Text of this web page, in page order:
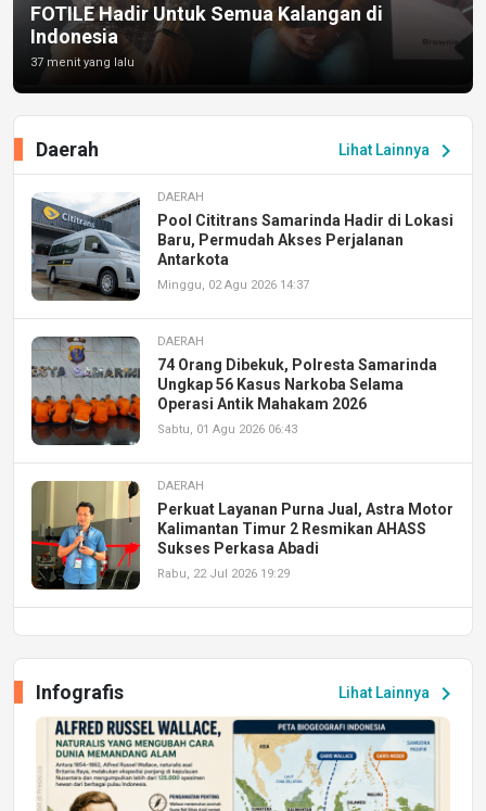
FOTILE Hadir Untuk Semua Kalangan di
Indonesia
37 menit yang lalu
Lihat Lainnya chevron_right
Daerah
DAERAH
Pool Cititrans Samarinda Hadir di Lokasi
Baru, Permudah Akses Perjalanan
Antarkota
Minggu, 02 Agu 2026 14:37
DAERAH
74 Orang Dibekuk, Polresta Samarinda
Ungkap 56 Kasus Narkoba Selama
Operasi Antik Mahakam 2026
Sabtu, 01 Agu 2026 06:43
DAERAH
Perkuat Layanan Purna Jual, Astra Motor
Kalimantan Timur 2 Resmikan AHASS
Sukses Perkasa Abadi
Rabu, 22 Jul 2026 19:29
Peluang Kerja dan Magang
Jumat, 17 Jul 2026 22:30
DAERAH
Astra Motor Kalimantan Timur 2 Dukung
Lihat Lainnya chevron_right
Infografis